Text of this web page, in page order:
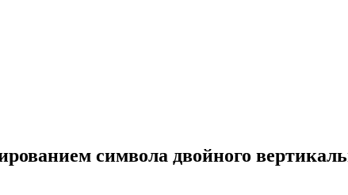
символа двойного